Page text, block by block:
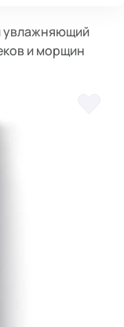
увлажняющий
и морщин